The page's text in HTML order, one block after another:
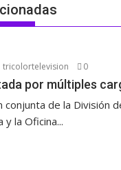
tricolortelevision 0
por múltiples
conjunta de la División
la Oficina...